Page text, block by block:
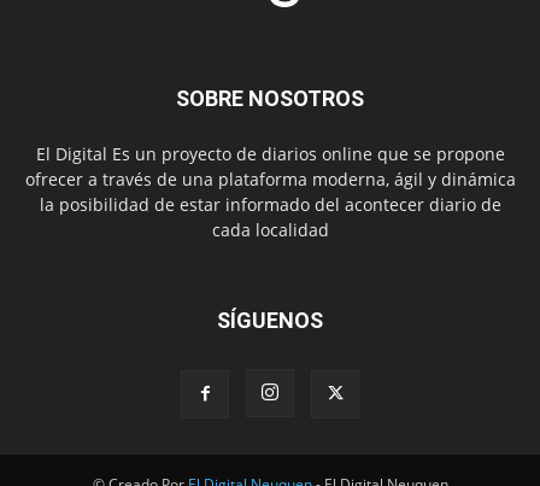
SOBRE NOSOTROS
El Digital Es un proyecto de diarios online que se propone
ofrecer a través de una plataforma moderna, ágil y dinámica
la posibilidad de estar informado del acontecer diario de
cada localidad
SÍGUENOS